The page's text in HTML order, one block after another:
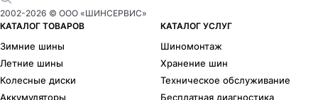
Ikon
Formula
Gislaved
Bridgestone
Continental
Goodyear
Yokohama
2002-2026 © ООО «ШИНСЕРВИС»
КАТАЛОГ ТОВАРОВ
Зимние шины
Летние шины
Колесные диски
Аккумуляторы
КАТАЛОГ УСЛУГ
Шиномонтаж
Хранение шин
Техническое обслуживание
Бесплатная диагностика